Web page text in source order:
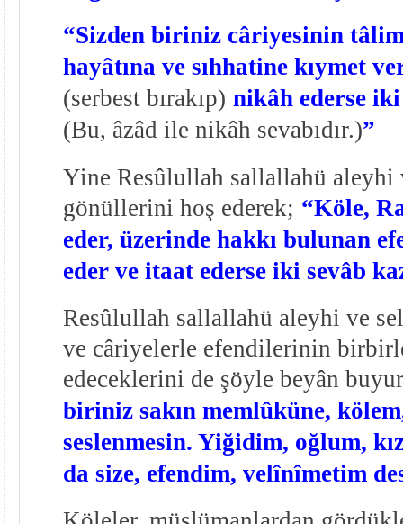
“Sizden biriniz câriyesinin
hayâtına ve sıhhatine kıymet
(serbest bırakıp) nikâh ederse iki
(Bu, âzâd ile nikâh sevabıdır.)”
Yine Resûlullah sallallahü aleyhi
gönüllerini hoş ederek; “Köle,
eder, üzerinde hakkı bulunan
eder ve itaat ederse iki sevâb
Resûlullah sallallahü aleyhi ve
ve câriyelerle efendilerinin
edeceklerini de şöyle beyân
biriniz sakın memlûküne,
seslenmesin. Yiğidim, oğlum,
da size, efendim, velînîmetim